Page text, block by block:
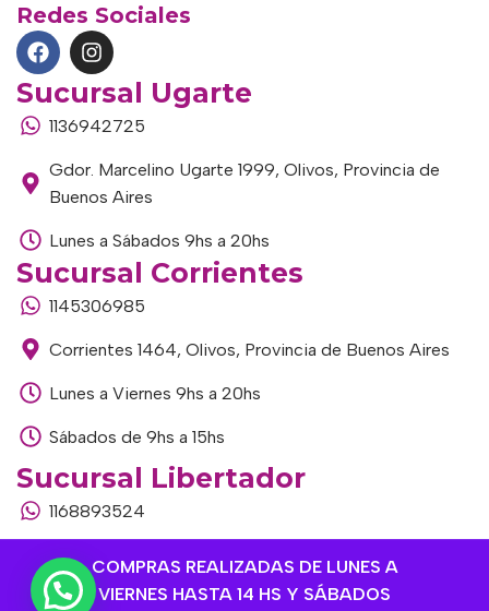
COMPRAS REALIZADAS DE LUNES A
VIERNES HASTA 14 HS Y SÁBADOS
Redes Sociales
Sucursal Ugarte
1136942725
Gdor. Marcelino Ugarte 1999, Olivos, Provincia de
Buenos Aires
Lunes a Sábados 9hs a 20hs
Sucursal Corrientes
1145306985
Corrientes 1464, Olivos, Provincia de Buenos Aires
Lunes a Viernes 9hs a 20hs
Sábados de 9hs a 15hs
Sucursal Libertador
1168893524
Av. del Libertador 1915, Vte. López, Provincia de
Buenos Aires